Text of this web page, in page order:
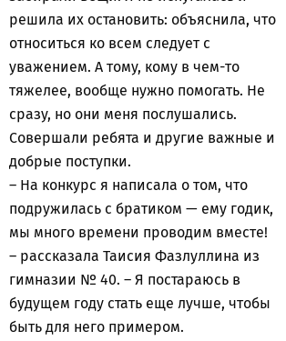
решила их остановить: объяснила, что
относиться ко всем следует с
уважением. А тому, кому в чем-то
тяжелее, вообще нужно помогать. Не
сразу, но они меня послушались.
Совершали ребята и другие важные и
добрые поступки.
– На конкурс я написала о том, что
подружилась с братиком — ему годик,
мы много времени проводим вместе!
– рассказала Таисия Фазлуллина из
гимназии № 40. – Я постараюсь в
будущем году стать еще лучше, чтобы
быть для него примером.